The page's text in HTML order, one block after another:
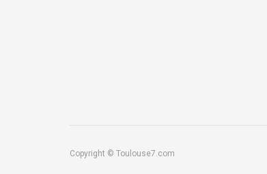
Copyright © Toulouse7.com